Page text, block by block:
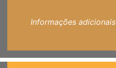
Informações adicionais